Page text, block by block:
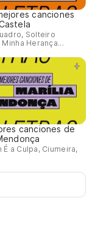
canciones
Solteiro
Herança...
canciones de
É a Culpa, Ciumeira,